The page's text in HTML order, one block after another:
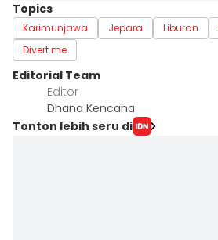
Topics
Karimunjawa Jepara Liburan
Divert me
Editorial Team
Editor
Dhana Kencana
Tonton lebih seru di